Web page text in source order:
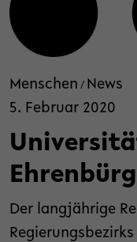
Menschen / News
5. Februar 2020
Der langjährige